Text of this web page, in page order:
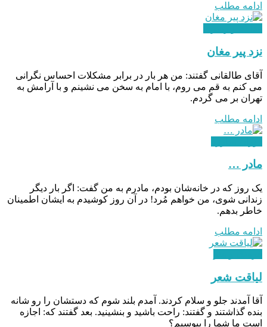
ادامه مطلب
نزد پیر مغان
آقای طالقانی گفتند: من هر بار در برابر مشکلات احساس نگرانی
می کنم به قم می روم، با امام به سخن می نشینم و با آرامش به
تهران بر می گردم.
ادامه مطلب
مادر …
یک روز که در خانه‌شان بودم، مادرم به من گفت: اگر بار دیگر
زندانی شوی، من خواهم مُرد! در آن روز کوشیدم به ایشان اطمینان
خاطر بدهم.
ادامه مطلب
لیاقت شعر
آقا آمدند جلو و سلام کردند. آمدم بلند شوم که دستشان را رو شانه‌
بنده گذاشتند و گفتند: راحت باشید و بنشینید. بعد گفتند که: اجازه
است ما شما را ببوسیم؟